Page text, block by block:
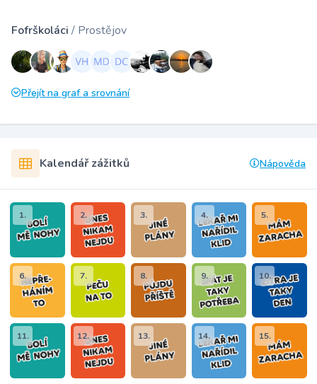
Fofrškoláci / Prostějov
Přejít na graf a srovnání
Kalendář zážitků Nápověda
1. 2. 3. 4. 5.
6. 7. 8. 9. 10.
11. 12. 13. 14. 15.